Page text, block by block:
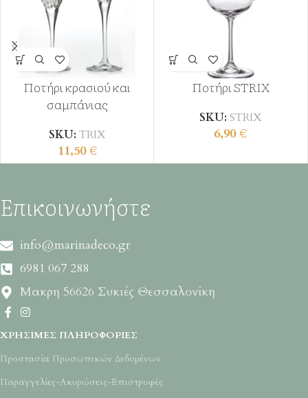
Ποτήρι κρασιού και
σαμπάνιας
SKU: TRIX
11,50€
Ποτήρι STRIX
SKU: STRIX
6,90€
Επικοινωνήστε
info@marinadeco.gr
6981 067 288
Μακρη 56626 Συκιές Θεσσαλονίκη
ΧΡΉΣΙΜΕΣ ΠΛΗΡΟΦΟΡΊΕΣ
Προστασία Προσωπικών Δεδομένων
Παραγγελίες-Ακυρώσεις-Επιστροφές